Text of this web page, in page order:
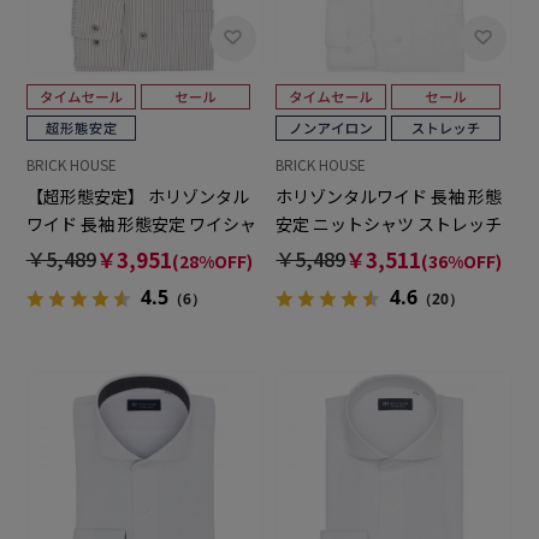
BRICK HOUSE
【超形態安定】 ホリゾンタル
ワイド 長袖 形態安定 ワイシャ
ツ
￥5,489￥3,951(28%OFF)
4.5（6）
BRICK HOUSE
ホリゾンタルワイド 長袖 形態
安定 ニットシャツ ストレッチ
ワイシャツ
￥5,489￥3,511(36%OFF)
4.6 （20）